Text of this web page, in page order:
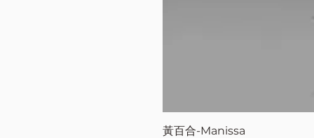
黃百合-Manissa